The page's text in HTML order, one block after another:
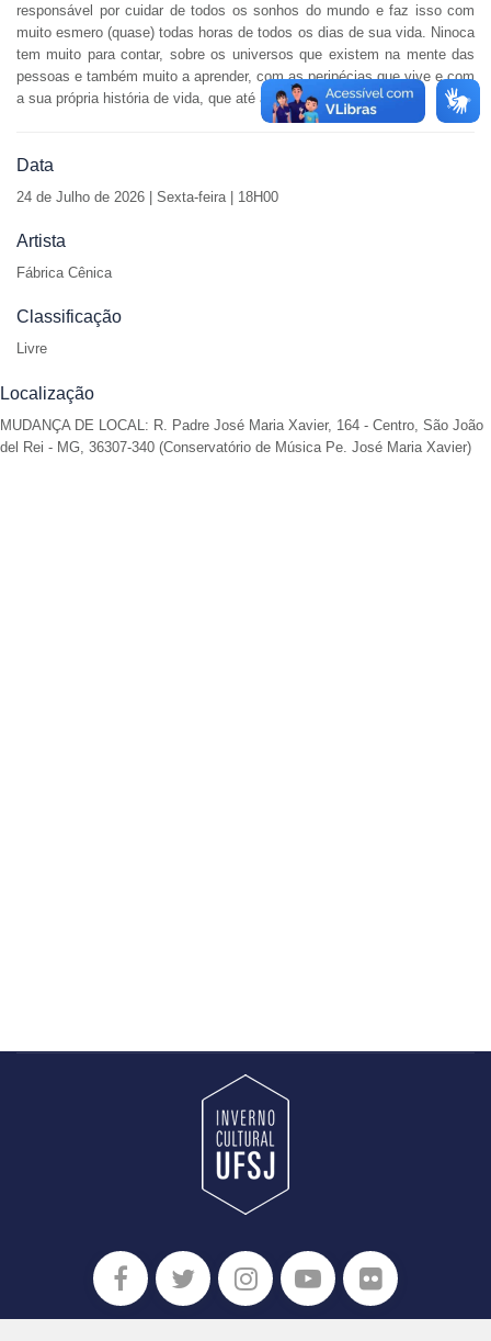
responsável por cuidar de todos os sonhos do mundo e faz isso com
muito esmero (quase) todas horas de todos os dias de sua vida. Ninoca
tem muito para contar, sobre os universos que existem na mente das
pessoas e também muito a aprender, com as peripécias que vive e com
a sua própria história de vida, que até agora estava
Data
24 de Julho de 2026 | Sexta-feira | 18H00
Artista
Fábrica Cênica
Classificação
Livre
Localização
MUDANÇA DE LOCAL: R. Padre José Maria Xavier, 164 - Centro, São João
del Rei - MG, 36307-340 (Conservatório de Música Pe. José Maria Xavier)